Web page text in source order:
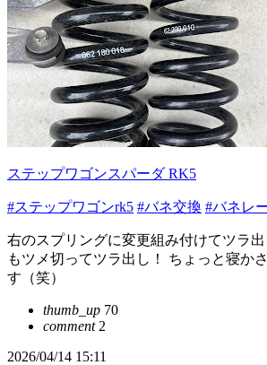
ステップワゴンスパーダ RK5
#ステップワゴンrk5 #バネ交換 #バネレ
右のスプリングに変更組み付けてツラ
もツメ切ってツラ出し！ ちょっと寝か
す（笑）
thumb_up 70
comment2
2026/04/14 15:11